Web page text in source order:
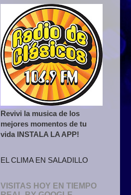
Revivi la musica de los
mejores momentos de tu
vida INSTALA LA APP!
EL CLIMA EN SALADILLO
VISITAS HOY EN TIEMPO